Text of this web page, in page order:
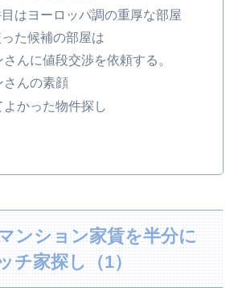
はヨーロッパ調の重厚な部屋
た候補の部屋は
さんに値段交渉を依頼する。
さんの素顔
よかった物件探し
ンション家賃を半分に
チ家探し（1）